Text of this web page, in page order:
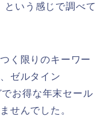
という感じで調べて
く限りのキーワー
ゼルタイン
お得な年末セール
せんでした。